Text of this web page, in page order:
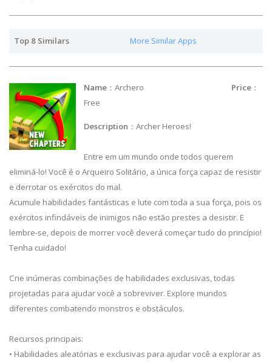
Top 8 Similars More Similar Apps
Name ：Archero Price ：
Free
Description ：Archer Heroes!
Entre em um mundo onde todos querem
eliminá-lo! Você é o Arqueiro Solitário, a única força capaz de resistir
e derrotar os exércitos do mal.
Acumule habilidades fantásticas e lute com toda a sua força, pois os
exércitos infindáveis de inimigos não estão prestes a desistir. E
lembre-se, depois de morrer você deverá começar tudo do princípio!
Tenha cuidado!
Crie inúmeras combinações de habilidades exclusivas, todas
projetadas para ajudar você a sobreviver. Explore mundos
diferentes combatendo monstros e obstáculos.
Recursos principais:
• Habilidades aleatórias e exclusivas para ajudar você a explorar as